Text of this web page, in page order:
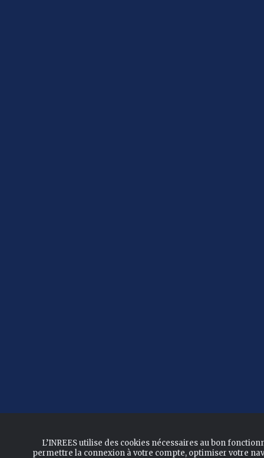
L’INREES utilise des cookies nécessaires au bon
permettre la connexion à votre compte, optimiser votre